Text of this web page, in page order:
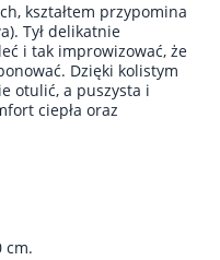
kształtem przypomina
Tył delikatnie
i tak improwizować, że
Dzięki kolistym
otulić, a puszysta i
ciepła oraz
cm.